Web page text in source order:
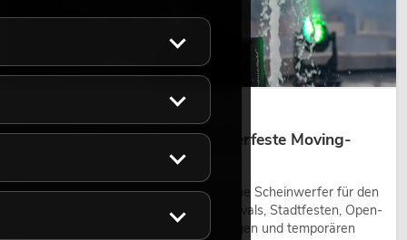
Outdoor Moving-Heads: Wetterfeste Moving-
Outdoor Moving-Heads sind bewegliche Scheinwerfer für den
Einsatz im Freien. Sie werden bei Festivals, Stadtfesten, Open-
Air-Konzerten, Architekturinszenierungen und temporären